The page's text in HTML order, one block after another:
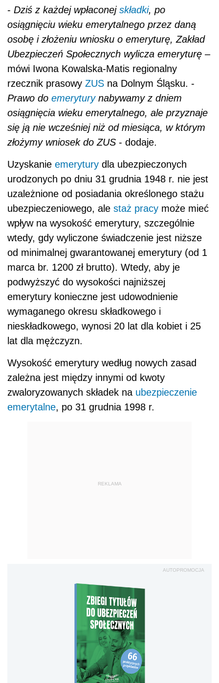
- Dziś z każdej wpłaconej składki, po
osiągnięciu wieku emerytalnego przez daną
osobę i złożeniu wniosku o emeryturę, Zakład
Ubezpieczeń Społecznych wylicza emeryturę –
mówi Iwona Kowalska-Matis regionalny
rzecznik prasowy ZUS na Dolnym Śląsku. -
Prawo do emeryturynabywamy z dniem
osiągnięcia wieku emerytalnego, ale przyznaje
się ją nie wcześniej niż od miesiąca, w którym
złożymy wniosek do ZUS - dodaje.
Uzyskanie emerytury dla ubezpieczonych
urodzonych po dniu 31 grudnia 1948 r. nie jest
uzależnione od posiadania określonego stażu
ubezpieczeniowego, ale staż pracy może mieć
wpływ na wysokość emerytury, szczególnie
wtedy, gdy wyliczone świadczenie jest niższe
od minimalnej gwarantowanej emerytury (od 1
marca br. 1200 zł brutto). Wtedy, aby je
podwyższyć do wysokości najniższej
emerytury konieczne jest udowodnienie
wymaganego okresu składkowego i
nieskładkowego, wynosi 20 lat dla kobiet i 25
lat dla mężczyzn.
Wysokość emerytury według nowych zasad
zależna jest między innymi od kwoty
zwaloryzowanych składek na ubezpieczenie
emerytalne, po 31 grudnia 1998 r.
REKLAMA
AUTOPROMOCJA